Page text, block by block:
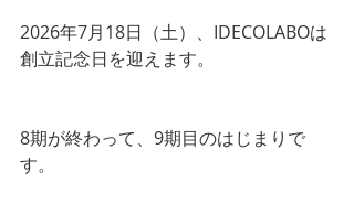
2026年7月18日（土）、IDECOLABOは
創立記念日を迎えます。
8期が終わって、9期目のはじまりで
す。